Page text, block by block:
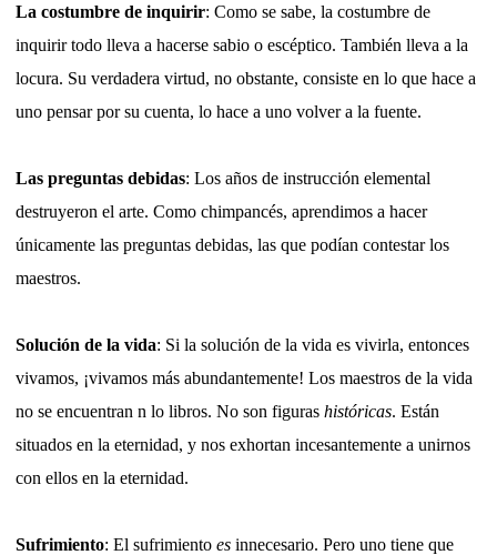
La costumbre de inquirir: Como se sabe, la costumbre de
inquirir todo lleva a hacerse sabio o escéptico. También lleva a la
locura. Su verdadera virtud, no obstante, consiste en lo que hace a
uno pensar por su cuenta, lo hace a uno volver a la fuente.
Las preguntas debidas: Los años de instrucción elemental
destruyeron el arte. Como chimpancés, aprendimos a hacer
únicamente las preguntas debidas, las que podían contestar los
maestros.
Solución de la vida: Si la solución de la vida es vivirla, entonces
vivamos, ¡vivamos más abundantemente! Los maestros de la vida
no se encuentran n lo libros. No son figuras históricas. Están
situados en la eternidad, y nos exhortan incesantemente a unirnos
con ellos en la eternidad.
Sufrimiento: El sufrimiento es innecesario. Pero uno tiene que